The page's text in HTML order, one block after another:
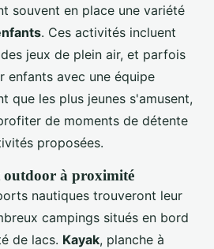
souvent en place une variété
. Ces activités incluent
jeux de plein air, et parfois
enfants avec une équipe
que les plus jeunes s'amusent,
de moments de détente
proposées.
outdoor à proximité
nautiques trouveront leur
campings situés en bord
de lacs. Kayak, planche à